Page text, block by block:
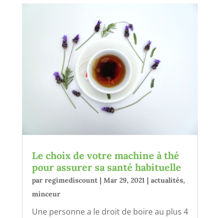
Le choix de votre machine à thé
pour assurer sa santé habituelle
par regimediscount| Mar 29, 2021 | actualités,
minceur
Une personne a le droit de boire au plus 4